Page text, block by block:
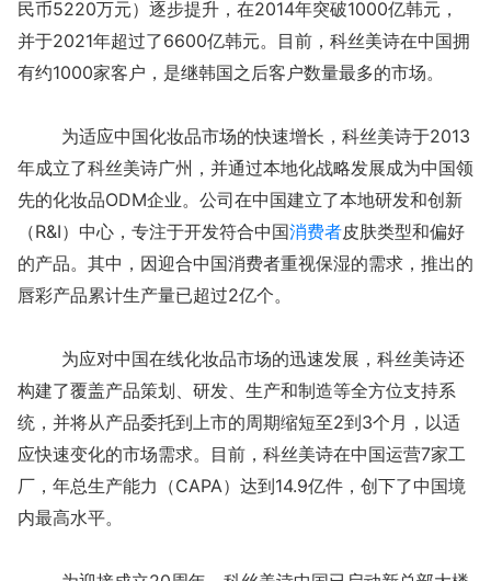
民币5220万元）逐步提升，在2014年突破1000亿韩元，
并于2021年超过了6600亿韩元。目前，科丝美诗在中国拥
有约1000家客户，是继韩国之后客户数量最多的市场。
为适应中国化妆品市场的快速增长，科丝美诗于2013
年成立了科丝美诗广州，并通过本地化战略发展成为中国领
先的化妆品ODM企业。公司在中国建立了本地研发和创新
（R&I）中心，专注于开发符合中国消费者皮肤类型和偏好
的产品。其中，因迎合中国消费者重视保湿的需求，推出的
唇彩产品累计生产量已超过2亿个。
为应对中国在线化妆品市场的迅速发展，科丝美诗还
构建了覆盖产品策划、研发、生产和制造等全方位支持系
统，并将从产品委托到上市的周期缩短至2到3个月，以适
应快速变化的市场需求。目前，科丝美诗在中国运营7家工
厂，年总生产能力（CAPA）达到14.9亿件，创下了中国境
内最高水平。